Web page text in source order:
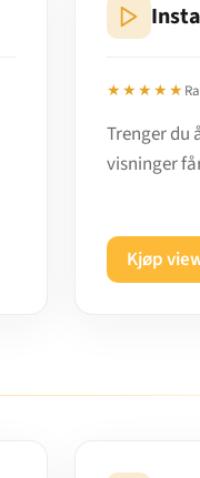
★★★★★
Trenger du
visninger
Kjøp